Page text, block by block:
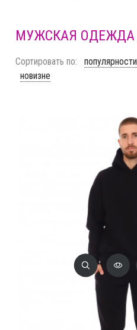
МУЖСКАЯ ОДЕЖДА
Сортировать по: популярности
новизне